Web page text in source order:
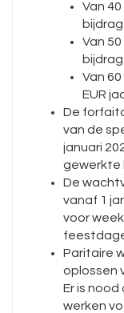
Van
Van
Van
EUR
De
van de
januari
gewerkte
De
vanaf 1
voor
Paritaire
oplossen
Er is
werken